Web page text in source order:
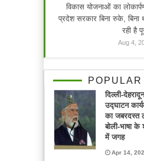
विकास योजनाओं का
प्रदेश सरकार बिना रुके,
रही है
Aug 4,
दिल्ली-
उद्घाटन
का जबरदस्त
बोली-भाषा के
में जगह
Apr 14,